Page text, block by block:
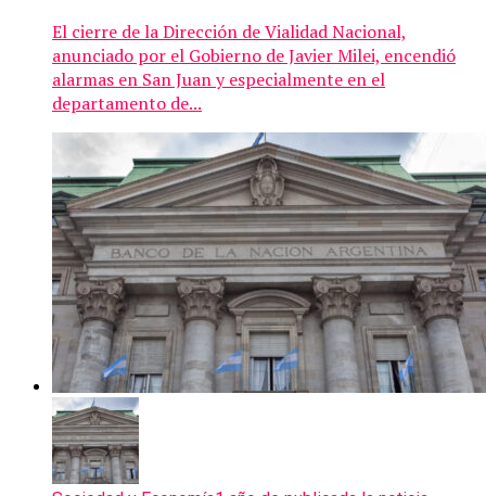
El cierre de la Dirección de Vialidad Nacional,
anunciado por el Gobierno de Javier Milei, encendió
alarmas en San Juan y especialmente en el
departamento de...